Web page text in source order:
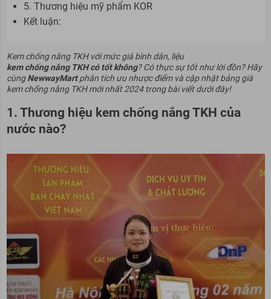
5. Thương hiệu mỹ phẩm KOR
Kết luận:
Kem chống nắng TKH với mức giá bình dân, liệu
kem chống nắng TKH có tốt không? Có thực sự tốt như lời đồn? Hãy
cùngNewwayMart phân tích ưu nhược điểm và cập nhật bảng giá
kem chống nắng TKH mới nhất 2024 trong bài viết dưới đây!
1. Thương hiệu kem chống nắng TKH của
nước nào?